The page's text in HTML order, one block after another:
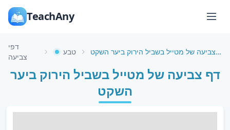
TeachAny
דפי
צביעה
טבע דף צביעה של מטייל בשביל הירוק ביער השקט
דף צביעה של מטייל בשביל הירוק ביער
השקט